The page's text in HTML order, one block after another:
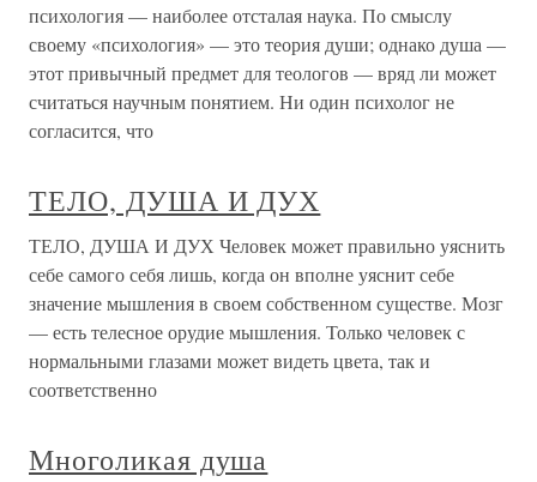
психология — наиболее отсталая наука. По смыслу
своему «психология» — это теория души; однако душа —
этот привычный предмет для теологов — вряд ли может
считаться научным понятием. Ни один психолог не
согласится, что
ТЕЛО, ДУША И ДУХ
ТЕЛО, ДУША И ДУХ Человек может правильно уяснить
себе самого себя лишь, когда он вполне уяснит себе
значение мышления в своем собственном существе. Мозг
— есть телесное орудие мышления. Только человек с
нормальными глазами может видеть цвета, так и
соответственно
Многоликая душа